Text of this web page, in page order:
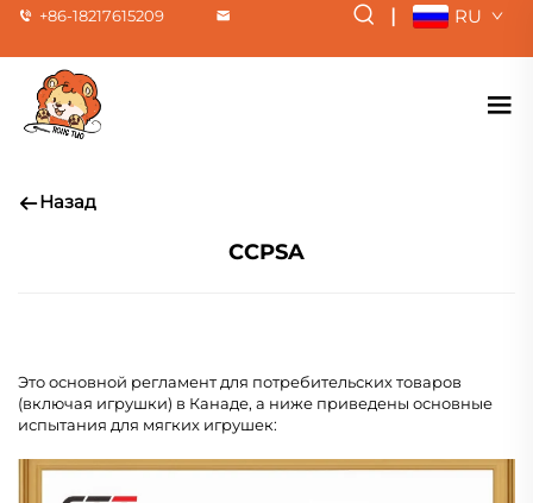
+86-18217615209 | RU
Назад
CCPSA
Это основной регламент для потребительских товаров
(включая игрушки) в Канаде, а ниже приведены основные
испытания для мягких игрушек: